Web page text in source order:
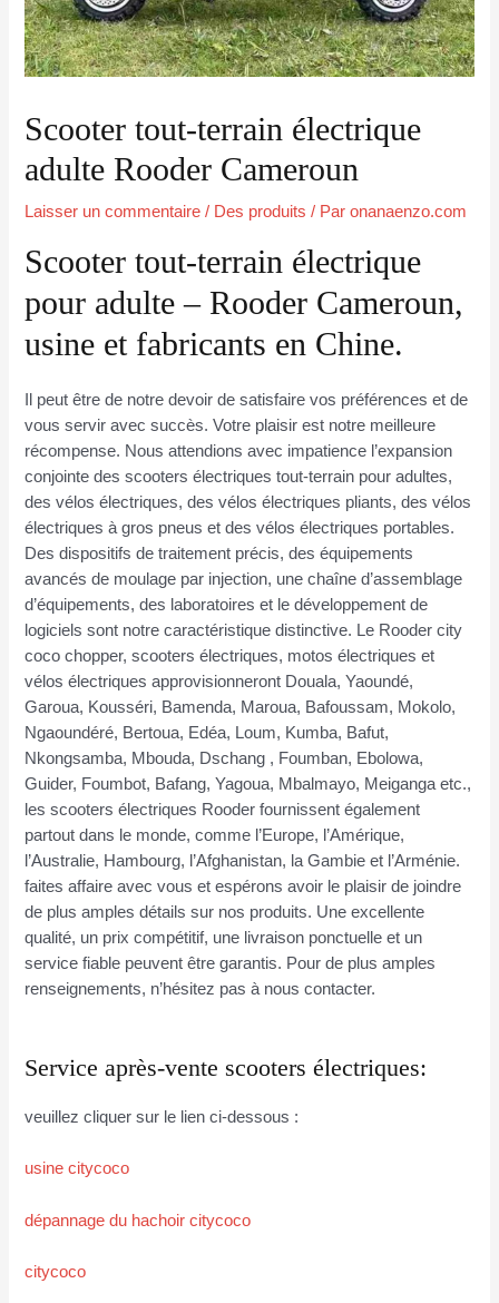
Scooter tout-terrain électrique
adulte Rooder Cameroun
Laisser un commentaire / Des produits / Paronanaenzo.com
Scooter tout-terrain électrique
pour adulte – Rooder Cameroun,
usine et fabricants en Chine.
Il peut être de notre devoir de satisfaire vos préférences et de
vous servir avec succès. Votre plaisir est notre meilleure
récompense. Nous attendions avec impatience l’expansion
conjointe des scooters électriques tout-terrain pour adultes,
des vélos électriques, des vélos électriques pliants, des vélos
électriques à gros pneus et des vélos électriques portables.
Des dispositifs de traitement précis, des équipements
avancés de moulage par injection, une chaîne d’assemblage
d’équipements, des laboratoires et le développement de
logiciels sont notre caractéristique distinctive. Le Rooder city
coco chopper, scooters électriques, motos électriques et
vélos électriques approvisionneront Douala, Yaoundé,
Garoua, Kousséri, Bamenda, Maroua, Bafoussam, Mokolo,
Ngaoundéré, Bertoua, Edéa, Loum, Kumba, Bafut,
Nkongsamba, Mbouda, Dschang , Foumban, Ebolowa,
Guider, Foumbot, Bafang, Yagoua, Mbalmayo, Meiganga etc.,
les scooters électriques Rooder fournissent également
partout dans le monde, comme l’Europe, l’Amérique,
l’Australie, Hambourg, l’Afghanistan, la Gambie et l’Arménie.
faites affaire avec vous et espérons avoir le plaisir de joindre
de plus amples détails sur nos produits. Une excellente
qualité, un prix compétitif, une livraison ponctuelle et un
service fiable peuvent être garantis. Pour de plus amples
renseignements, n’hésitez pas à nous contacter.
Service après-vente scooters électriques:
veuillez cliquer sur le lien ci-dessous :
usine citycoco
dépannage du hachoir citycoco
citycoco